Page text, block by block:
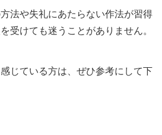
法や失礼にあたらない作法が習得
受けても迷うことがありません。
じている方は、ぜひ参考にして下